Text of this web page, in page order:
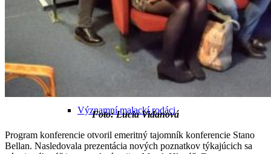
Obyvateľstvo Malaciek v minulosti
Významní malackí rodáci
Foto: Lucia Vidanová
Program konferencie otvoril emeritný tajomník konferencie Stano
Bellan. Nasledovala prezentácia nových poznatkov týkajúcich sa